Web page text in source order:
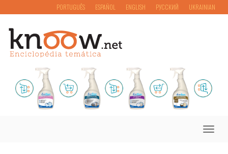
PORTUGUÊS ESPAÑOL ENGLISH РУССКИЙ UKRAINIAN
Toggle